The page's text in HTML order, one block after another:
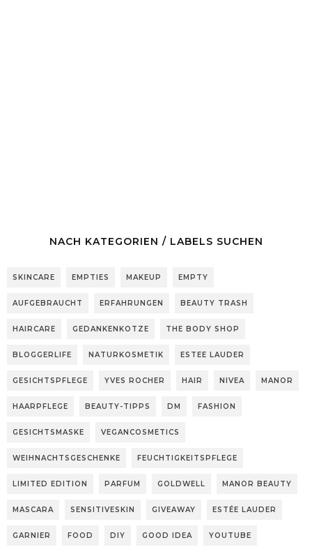
NACH KATEGORIEN / LABELS SUCHEN
SKINCARE EMPTIES MAKEUP EMPTY
AUFGEBRAUCHT ERFAHRUNGEN BEAUTY TRASH
HAIRCARE GEDANKENKOTZE THE BODY SHOP
BLOGGERLIFE NATURKOSMETIK ESTEE LAUDER
GESICHTSPFLEGE YVES ROCHER HAIR NIVEA MANOR
HAARPFLEGE BEAUTY-TIPPS DM FASHION
GESICHTSMASKE VEGANCOSMETICS
WEIHNACHTSGESCHENKE FEUCHTIGKEITSPFLEGE
LIMITED EDITION PARFUM GOLDWELL MANOR BEAUTY
MASCARA SENSITIVESKIN GIVEAWAY ESTÉE LAUDER
GARNIER FOOD DIY GOOD IDEA YOUTUBE